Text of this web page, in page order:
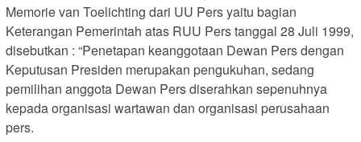
Memorie van Toelichting dari UU Pers yaitu bagian
Keterangan Pemerintah atas RUU Pers tanggal 28 Juli 1999,
disebutkan : “Penetapan keanggotaan Dewan Pers dengan
Keputusan Presiden merupakan pengukuhan, sedang
pemilihan anggota Dewan Pers diserahkan sepenuhnya
kepada organisasi wartawan dan organisasi perusahaan
pers.